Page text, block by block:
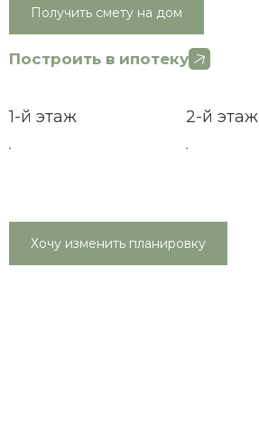
Получить смету на дом
Построить в ипотеку
1-й этаж 2-й этаж
Хочу изменить планировку